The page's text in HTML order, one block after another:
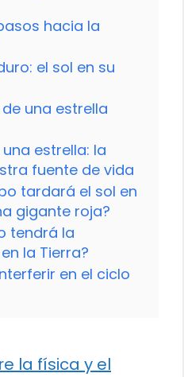
hacia la
el sol en su
una estrella
estrella: la
fuente de vida
tardará el sol en
gigante roja?
tendrá la
la Tierra?
en el ciclo
la física y el